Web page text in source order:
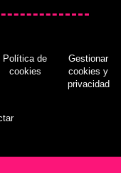
Política de
cookies
Gestionar
cookies y
privacidad